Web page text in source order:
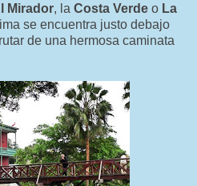
Mirador, la Costa Verde o La
se encuentra justo debajo
de una hermosa caminata